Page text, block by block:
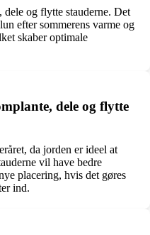
dele og flytte stauderne. Det
efter sommerens varme og
skaber optimale
dele og flytte
da jorden er ideel at
vil have bedre
placering, hvis det gøres
ind.